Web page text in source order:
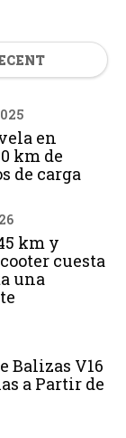
en
km de
de carga
km y
cuesta
una
Balizas V16
a Partir de